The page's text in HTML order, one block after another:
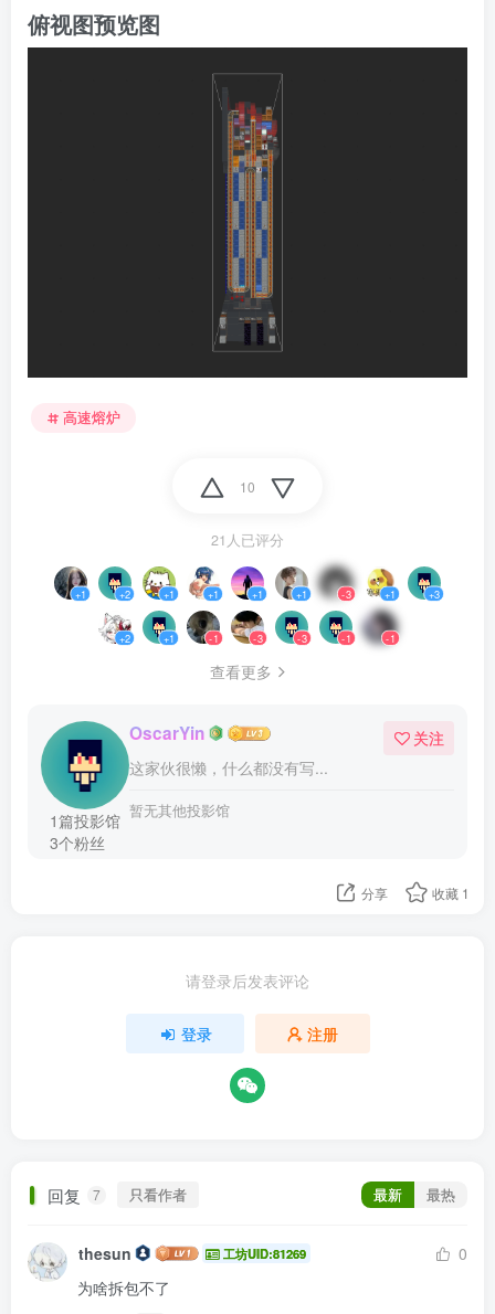
俯视图预览图
高速熔炉
10
21人已评分
+1 +2 +1 +1 +1 +1 -3 +1 +3
+2 +1 -1 -3 -3 -1 -1
查看更多
1篇投影馆
3个粉丝
OscarYin
这家伙很懒，什么都没有写...
关注
暂无其他投影馆
分享 收藏 1
请登录后发表评论
登录 注册
回复 7 只看作者 最新 最热
thesun 工坊UID:81269
0
为啥拆包不了